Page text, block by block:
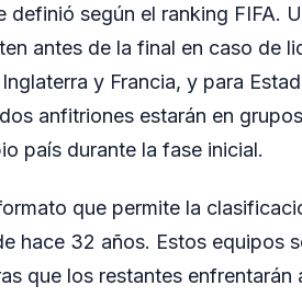
definió según el ranking FIFA.
antes de la final en caso de
y Francia, y para
anfitriones estarán en
país durante la fase inicial.
que permite la
hace 32 años. Estos equipos
que los restantes